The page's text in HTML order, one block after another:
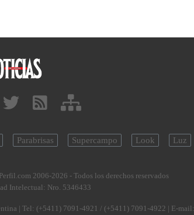
Parabrisas Supercampo Look Luz
2006-2026 - Todos los derechos reservados
Intelectual: Nro. 5346433
| Tel: (+5411) 7091-4921 / (+5411) 7091-4922 | E-mail: